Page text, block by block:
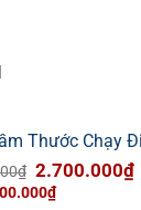
Thước Chạy
₫ Giá
gốc
2.700.000₫
₫